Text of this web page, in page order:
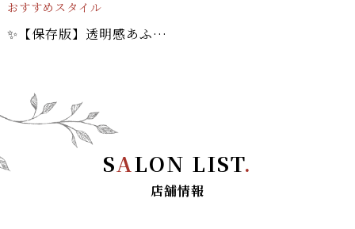
おすすめスタイル
✨【保存版】透明感あふれる「エアリーロング」×「アッシュブラウン」で、柔らかな大人の色気を纏う✨
SALON LIST.
店舗情報